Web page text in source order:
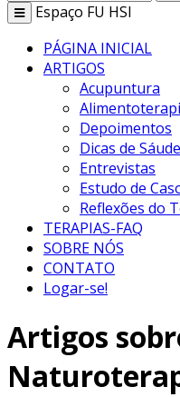
Toggle
navigation
Espaço FU HSI
PÁGINA INICIAL
ARTIGOS
Acupuntura
Depoimentos
Dicas de Sáude
Entrevistas
Estudo de
Reflexões do
TERAPIAS-FAQ
SOBRE NÓS
CONTATO
Logar-se!
Artigos